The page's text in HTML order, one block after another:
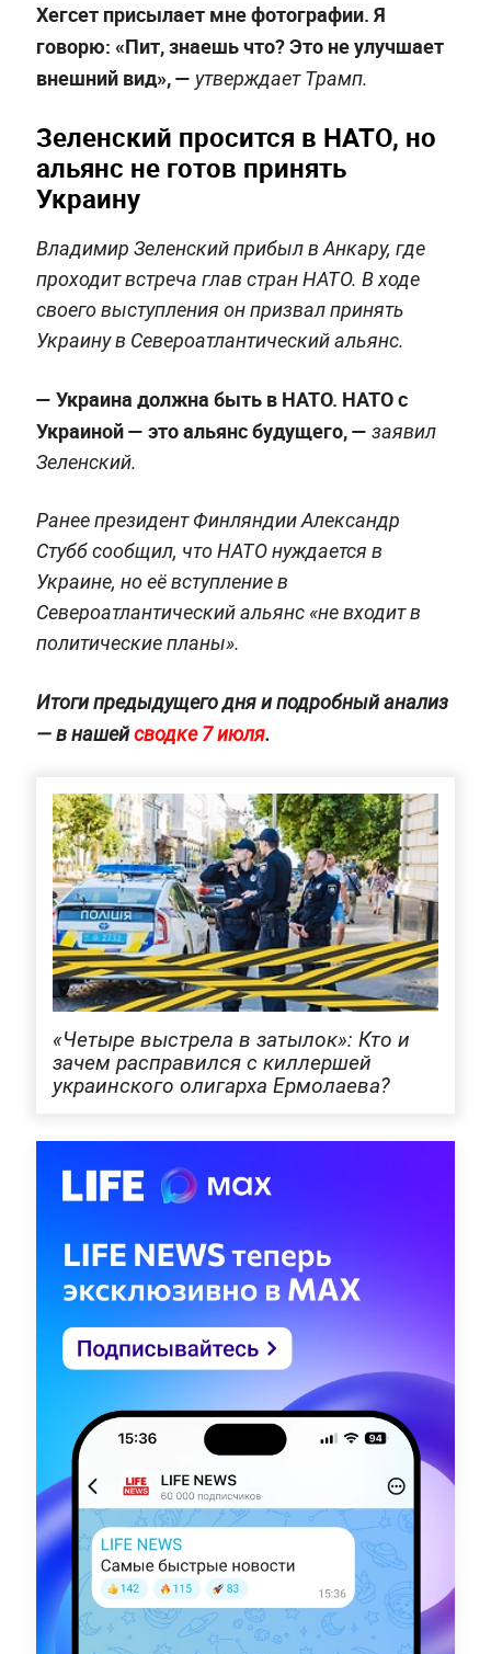
Хегсет присылает мне фотографии. Я
говорю: «Пит, знаешь что? Это не улучшает
внешний вид», — утверждает Трамп.
Зеленский просится в НАТО, но
альянс не готов принять
Украину
Владимир Зеленский прибыл в Анкару, где
проходит встреча глав стран НАТО. В ходе
своего выступления он призвал принять
Украину в Североатлантический альянс.
— Украина должна быть в НАТО. НАТО с
Украиной — это альянс будущего, — заявил
Зеленский.
Ранее президент Финляндии Александр
Стубб сообщил, что НАТО нуждается в
Украине, но её вступление в
Североатлантический альянс «не входит в
политические планы».
Итоги предыдущего дня и подробный анализ
— в нашейсводке 7 июля.
«Четыре выстрела в затылок»: Кто и
зачем расправился с киллершей
украинского олигарха Ермолаева?